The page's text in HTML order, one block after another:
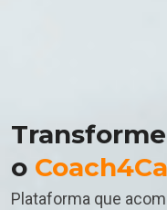
o
Plataforma que